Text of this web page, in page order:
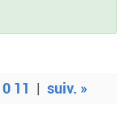
11 | suiv. »